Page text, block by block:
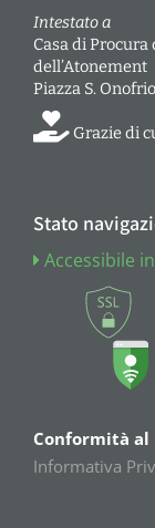
Intestato a
Casa di
dell’Atonement
Piazza S.
Grazie di
Stato
Accessibile
Conformità al
Informativa